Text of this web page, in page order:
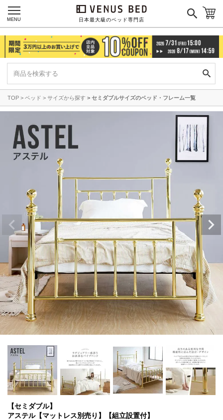
日本最大級のベッド専門店
MENU
TOP ベッド サイズから探す セミダブルサイズのベッド・フレーム一覧
【セミダブル】
アステル【マットレス別売り】【組立設置付】